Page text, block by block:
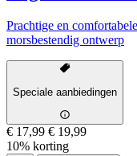
Prachtige en
morsbestendig ontwerp
Speciale aanbiedingen
€ 17,99 € 19,99
10% korting